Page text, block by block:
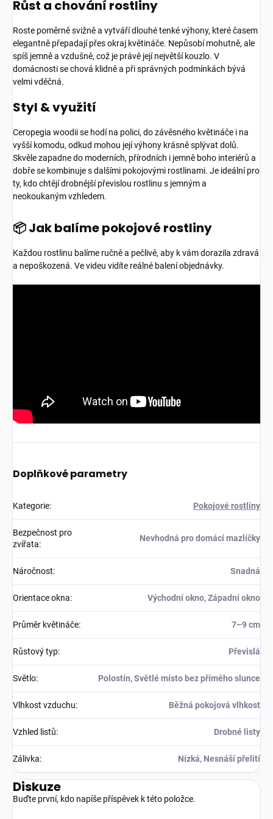
Růst a chování rostliny
Roste poměrně svižně a vytváří dlouhé tenké výhony, které časem
elegantně přepadají přes okraj květináče. Nepůsobí mohutně, ale
spíš jemně a vzdušně, což je právě její největší kouzlo. V
domácnosti se chová klidně a při správných podmínkách bývá
velmi vděčná.
Styl & využití
Ceropegia woodii se hodí na polici, do závěsného květináče i na
vyšší komodu, odkud mohou její výhony krásně splývat dolů.
Skvěle zapadne do moderních, přírodních i jemně boho interiérů a
dobře se kombinuje s dalšími pokojovými rostlinami. Je ideální pro
ty, kdo chtějí drobnější převislou rostlinu s jemným a
neokoukaným vzhledem.
📦 Jak balíme pokojové rostliny
Každou rostlinu balíme ručně a pečlivě, aby k vám dorazila zdravá
a nepoškozená. Ve videu vidíte reálné balení objednávky.
Doplňkové parametry
Kategorie: Pokojové rostliny
Bezpečnost pro
zvířata:
Nevhodná pro domácí mazlíčky
Náročnost: Snadná
Orientace okna: Východní okno, Západní okno
Průměr květináče: 7–9 cm
Růstový typ: Převislá
Světlo: Polostín, Světlé místo bez přímého slunce
Vlhkost vzduchu: Běžná pokojová vlhkost
Vzhled listů: Drobné listy
Zálivka: Nízká, Nesnáší přelití
Diskuze
Buďte první, kdo napíše příspěvek k této položce.